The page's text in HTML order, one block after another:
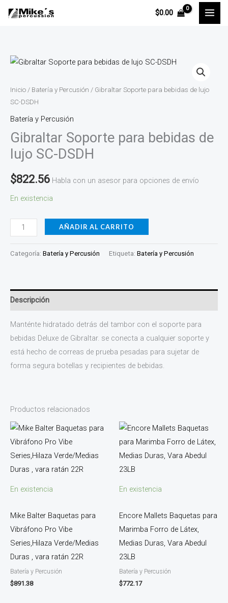
$0.00
Inicio / Batería y Percusión / Gibraltar Soporte para bebidas de lujo
SC-DSDH
Batería y Percusión
Gibraltar Soporte para bebidas de
lujo SC-DSDH
$822.56 Habla con un asesor para opciones de envío
En existencia
Gibraltar
para
bebidas
de
lujo
SC-
DSDH
cantidad
AÑADIR AL CARRITO
Categoría: Batería y Percusión Etiqueta: Batería y Percusión
Descripción
Manténte hidratado detrás del tambor con el soporte para
bebidas Deluxe de Gibraltar. se conecta a cualquier soporte y
está hecho de correas de prueba pesadas para sujetar de
forma segura botellas y recipientes de bebidas.
Productos relacionados
En existencia
Mike Balter Baquetas para
Vibráfono Pro Vibe
Series,Hilaza Verde/Medias
Duras , vara ratán 22R
Batería y Percusión
$891.38
En existencia
Encore Mallets Baquetas para
Marimba Forro de Látex,
Medias Duras, Vara Abedul
23LB
Batería y Percusión
$772.17